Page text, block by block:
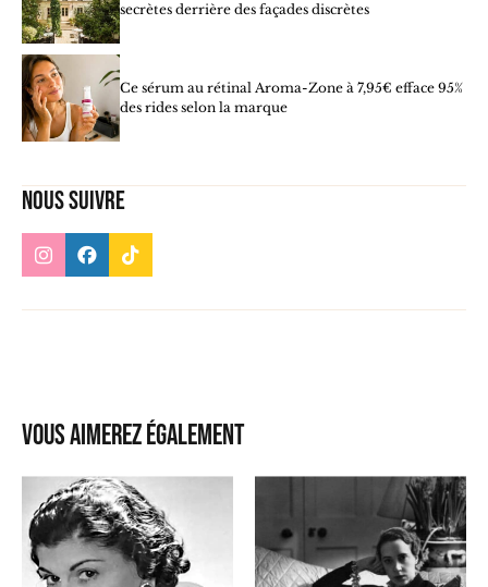
secrètes derrière des façades discrètes
Ce sérum au rétinal Aroma-Zone à 7,95€ efface 95%
des rides selon la marque
Nous suivre
Vous aimerez également